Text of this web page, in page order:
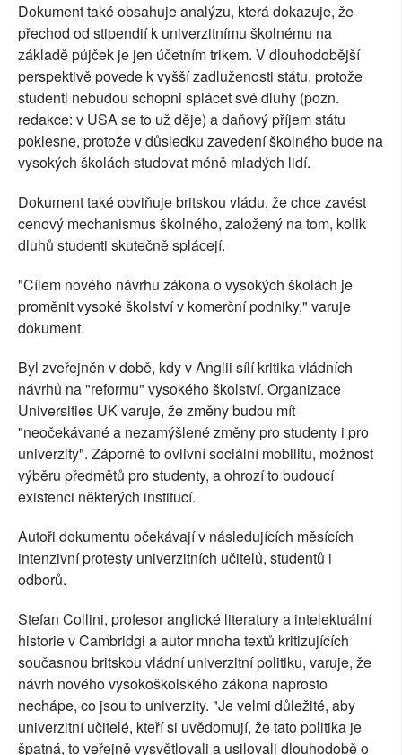
Dokument také obsahuje analýzu, která dokazuje, že
přechod od stipendií k univerzitnímu školnému na
základě půjček je jen účetním trikem. V dlouhodobější
perspektivě povede k vyšší zadluženosti státu, protože
studenti nebudou schopni splácet své dluhy (pozn.
redakce: v USA se to už děje) a daňový příjem státu
poklesne, protože v důsledku zavedení školného bude na
vysokých školách studovat méně mladých lidí.
Dokument také obviňuje britskou vládu, že chce zavést
cenový mechanismus školného, založený na tom, kolik
dluhů studenti skutečně splácejí.
"Cílem nového návrhu zákona o vysokých školách je
proměnit vysoké školství v komerční podniky," varuje
dokument.
Byl zveřejněn v době, kdy v Anglii sílí kritika vládních
návrhů na "reformu" vysokého školství. Organizace
Universities UK varuje, že změny budou mít
"neočekávané a nezamýšlené změny pro studenty i pro
univerzity". Záporně to ovlivní sociální mobilitu, možnost
výběru předmětů pro studenty, a ohrozí to budoucí
existenci některých institucí.
Autoři dokumentu očekávají v následujících měsících
intenzivní protesty univerzitních učitelů, studentů i
odborů.
Stefan Collini, profesor anglické literatury a intelektuální
historie v Cambridgi a autor mnoha textů kritizujících
současnou britskou vládní univerzitní politiku, varuje, že
návrh nového vysokoškolského zákona naprosto
nechápe, co jsou to univerzity. "Je velmi důležité, aby
univerzitní učitelé, kteří si uvědomují, že tato politika je
špatná, to veřejně vysvětlovali a usilovali dlouhodobě o